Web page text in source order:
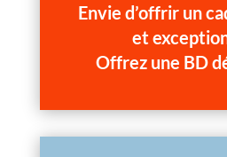
Envie d’offrir un
et
Offrez une BD